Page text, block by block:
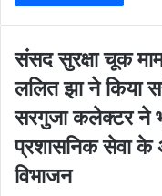
o
u
r
E
m
a
i
l
सं
द
सु
क्षा
चू
क
संसद सुरक्षा चूक
ललित झा ने किया
स
गु
जा
सरगुजा कलेक्टर ने
प्रशासनिक सेवा के
विभाजन